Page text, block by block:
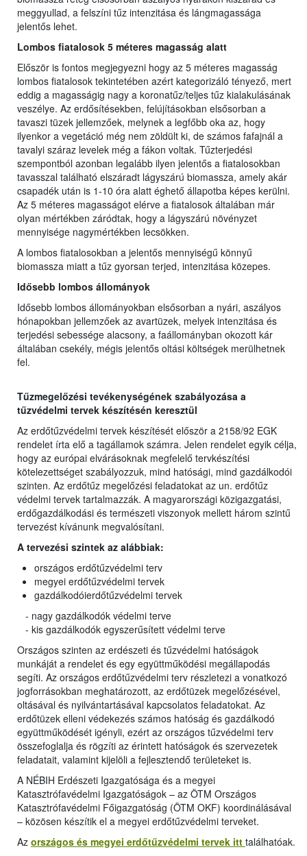
meggyullad, a felszíni tűz intenzitása és lángmagassága
jelentős lehet.
Lombos fiatalosok 5 méteres magasság alatt
Először is fontos megjegyezni hogy az 5 méteres magasság
lombos fiatalosok tekintetében azért kategorizáló tényező, mert
eddig a magasságig nagy a koronatűz/teljes tűz kialakulásának
veszélye. Az erdősítésekben, felújításokban elsősorban a
tavaszi tüzek jellemzőek, melynek a legfőbb oka az, hogy
ilyenkor a vegetáció még nem zöldült ki, de számos fafajnál a
tavalyi száraz levelek még a fákon voltak. Tűzterjedési
szempontból azonban legalább ilyen jelentős a fiatalosokban
tavasszal található elszáradt lágyszárú biomassza, amely akár
csapadék után is 1-10 óra alatt éghető állapotba képes kerülni.
Az 5 méteres magasságot elérve a fiatalosok általában már
olyan mértékben záródtak, hogy a lágyszárú növényzet
mennyisége nagymértékben lecsökken.
A lombos fiatalosokban a jelentős mennyiségű könnyű
biomassza miatt a tűz gyorsan terjed, intenzitása közepes.
Idősebb lombos állományok
Idősebb lombos állományokban elsősorban a nyári, aszályos
hónapokban jellemzőek az avartüzek, melyek intenzitása és
terjedési sebessége alacsony, a faállományban okozott kár
általában csekély, mégis jelentős oltási költségek merülhetnek
fel.
Tűzmegelőzési tevékenységének szabályozása a
tűzvédelmi tervek készítésén keresztül
Az erdőtűzvédelmi tervek készítését először a 2158/92 EGK
rendelet írta elő a tagállamok számra. Jelen rendelet egyik célja,
hogy az európai elvárásoknak megfelelő tervkészítési
kötelezettséget szabályozzuk, mind hatósági, mind gazdálkodói
szinten. Az erdőtűz megelőzési feladatokat az un. erdőtűz
védelmi tervek tartalmazzák. A magyarországi közigazgatási,
erdőgazdálkodási és természeti viszonyok mellett három szintű
tervezést kívánunk megvalósítani.
A tervezési szintek az alábbiak:
országos erdőtűzvédelmi terv
megyei erdőtűzvédelmi tervek
gazdálkodóierdőtűzvédelmi tervek
- nagy gazdálkodók védelmi terve
- kis gazdálkodók egyszerűsített védelmi terve
Országos szinten az erdészeti és tűzvédelmi hatóságok
munkáját a rendelet és egy együttműködési megállapodás
segíti. Az országos erdőtűzvédelmi terv részletezi a vonatkozó
jogforrásokban meghatározott, az erdőtüzek megelőzésével,
oltásával és nyilvántartásával kapcsolatos feladatokat. Az
erdőtüzek elleni védekezés számos hatóság és gazdálkodó
együttműködését igényli, ezért az országos tűzvédelmi terv
összefoglalja és rögzíti az érintett hatóságok és szervezetek
feladatait, valamint kijelöli a fejlesztendő területeket is.
A NÉBIH Erdészeti Igazgatósága és a megyei
Katasztrófavédelmi Igazgatóságok – az ÖTM Országos
Katasztrófavédelmi Főigazgatóság (ÖTM OKF) koordinálásával
– közösen készítik el a megyei erdőtűzvédelmi terveket.
Az országos és megyei erdőtűzvédelmi tervek itt találhatóak.